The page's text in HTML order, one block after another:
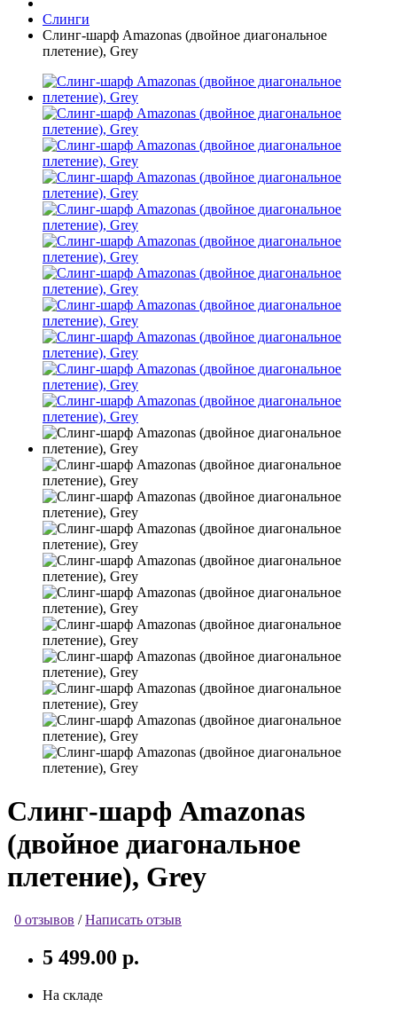
Слинги
Слинг-шарф Amazonas (двойное диагональное
плетение), Grey
Слинг-шарф Amazonas
(двойное диагональное
плетение), Grey
0 отзывов /Написать отзыв
5 499.00 р.
На складе